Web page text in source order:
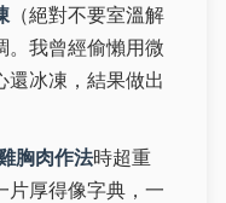
（絕對不要室溫解
。我曾經偷懶用微
還冰凍，結果做出
胸肉作法時超重
片厚得像字典，一